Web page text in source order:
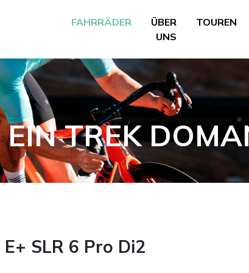
FAHRRÄDER
ÜBER
UNS
TOUREN
TREK
SLR 6 Pro Di2